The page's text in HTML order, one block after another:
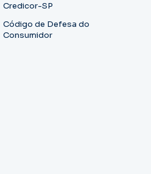
Credicor-SP
Código de Defesa do
Consumidor